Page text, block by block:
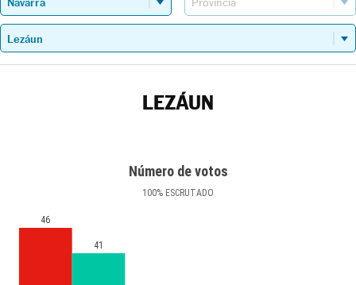
LEZÁUN
Número de votos
100% ESCRUTADO
46
41